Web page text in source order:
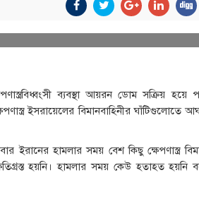
ব্যবস্থা আয়রন ডোম সক্রিয়
ইসরায়েলের বিমানবাহিনীর ঘাঁটিগুলোতে
ইরানের হামলার সময় বেশ কিছু ক্ষেপণাস্ত্র
হয়নি। হামলার সময় কেউ হতাহত হয়নি